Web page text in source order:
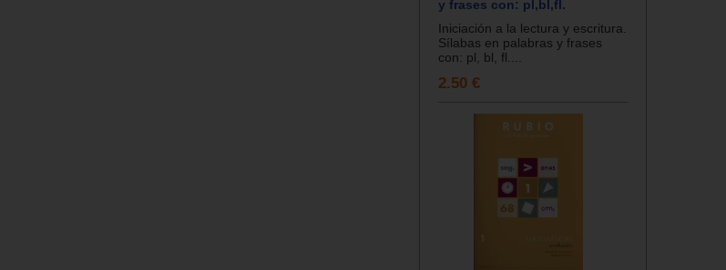
y frases con: pl,bl,fl.
Iniciación a la lectura y escritura.
Sílabas en palabras y frases
con: pl, bl, fl....
2.50 €